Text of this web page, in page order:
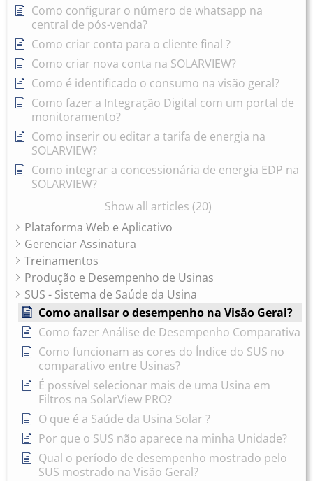
Como configurar o número de whatsapp na
central de pós-venda?
Como criar conta para o cliente final ?
Como criar nova conta na SOLARVIEW?
Como é identificado o consumo na visão geral?
Como fazer a Integração Digital com um portal de
monitoramento?
Como inserir ou editar a tarifa de energia na
SOLARVIEW?
Como integrar a concessionária de energia EDP na
SOLARVIEW?
Show all articles (20)
Plataforma Web e Aplicativo
Gerenciar Assinatura
Treinamentos
Produção e Desempenho de Usinas
SUS - Sistema de Saúde da Usina
Como analisar o desempenho na Visão Geral?
Como fazer Análise de Desempenho Comparativa
Como funcionam as cores do Índice do SUS no
comparativo entre Usinas?
É possível selecionar mais de uma Usina em
Filtros na SolarView PRO?
O que é a Saúde da Usina Solar ?
Por que o SUS não aparece na minha Unidade?
Qual o período de desempenho mostrado pelo
SUS mostrado na Visão Geral?